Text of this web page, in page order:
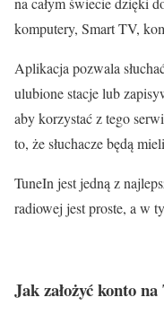
komputery, Smart TV,
Aplikacja pozwala
ulubione stacje lub
aby korzystać z tego
to, że słuchacze będą
TuneIn jest jedną z
radiowej jest proste, a w
Jak założyć konto